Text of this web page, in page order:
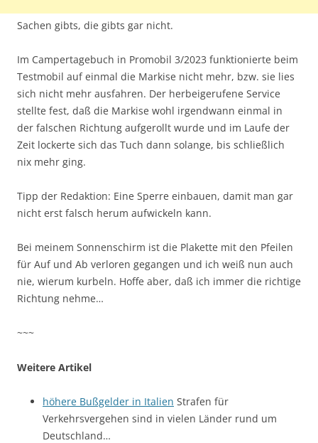
Sachen gibts, die gibts gar nicht.
Im Campertagebuch in Promobil 3/2023 funktionierte beim
Testmobil auf einmal die Markise nicht mehr, bzw. sie lies
sich nicht mehr ausfahren. Der herbeigerufene Service
stellte fest, daß die Markise wohl irgendwann einmal in
der falschen Richtung aufgerollt wurde und im Laufe der
Zeit lockerte sich das Tuch dann solange, bis schließlich
nix mehr ging.
Tipp der Redaktion: Eine Sperre einbauen, damit man gar
nicht erst falsch herum aufwickeln kann.
Bei meinem Sonnenschirm ist die Plakette mit den Pfeilen
für Auf und Ab verloren gegangen und ich weiß nun auch
nie, wierum kurbeln. Hoffe aber, daß ich immer die richtige
Richtung nehme…
~~~
Weitere Artikel
höhere Bußgelder in Italien Strafen für
Verkehrsvergehen sind in vielen Länder rund um
Deutschland…